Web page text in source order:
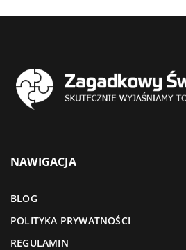
NAWIGACJA
BLOG
POLITYKA PRYWATNOŚCI
REGULAMIN